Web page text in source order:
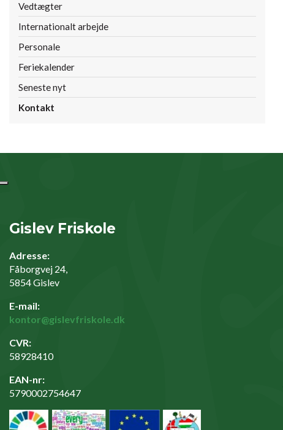
Vedtægter
Internationalt arbejde
Personale
Feriekalender
Seneste nyt
Kontakt
Gislev Friskole
Adresse:
Fåborgvej 24,
5854 Gislev
E-mail:
kontor@gislevfriskole.dk
CVR:
58928410
EAN-nr:
5790002754647